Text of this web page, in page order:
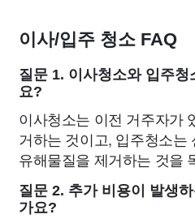
이사/입주 청소 FAQ
질문 1. 이사청소와 입주
요?
이사청소는 이전 거주자가
거하는 것이고, 입주청소는
유해물질을 제거하는 것을
질문 2. 추가 비용이 발생
가요?